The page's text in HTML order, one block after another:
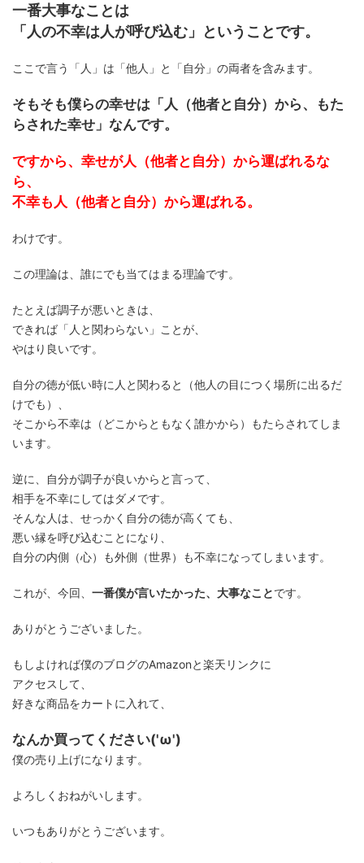
一番大事なことは
「人の不幸は人が呼び込む」ということです。
ここで言う「人」は「他人」と「自分」の両者を含みます。
そもそも僕らの幸せは 「人（他者と自分）から、もた
らされた幸せ」なんです。
ですから、幸せが人（他者と自分）から運ばれるな
ら、
不幸も人（他者と自分）から運ばれる。
わけです。
この理論は、誰にでも当てはまる理論です。
たとえば調子が悪いときは、
できれば「人と関わらない」ことが、
やはり良いです。
自分の徳が低い時に人と関わると（他人の目につく場所に出るだ
けでも）、
そこから不幸は（どこからともなく誰かから）もたらされてしま
います。
逆に、自分が調子が良いからと言って、
相手を不幸にしてはダメです。
そんな人は、せっかく自分の徳が高くても、
悪い縁を呼び込むことになり、
自分の内側（心）も外側（世界）も不幸になってしまいます。
これが、今回、 一番僕が言いたかった、大事なことです。
ありがとうございました。
もしよければ僕のブログのAmazonと楽天リンクに
アクセスして、
好きな商品をカートに入れて、
なんか買ってください('ω')
僕の売り上げになります。
よろしくおねがいします。
いつもありがとうございます。